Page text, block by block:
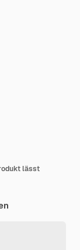
lässt